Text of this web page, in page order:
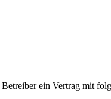
ein Vertrag mit